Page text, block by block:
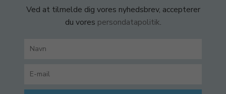
Ved at tilmelde dig vores nyhedsbrev, accepterer
du vores persondatapolitik.